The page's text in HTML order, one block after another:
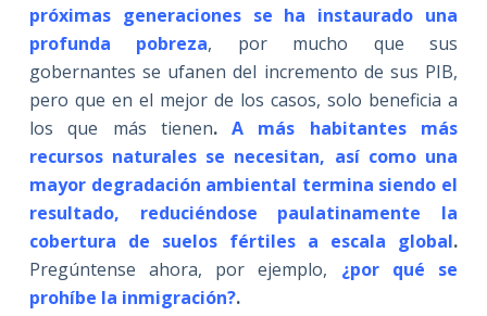
próximas generaciones se ha instaurado una
profunda pobreza, por mucho que sus
gobernantes se ufanen del incremento de sus PIB,
pero que en el mejor de los casos, solo beneficia a
los que más tienen.A más habitantes más
recursos naturales se necesitan, así como una
mayor degradación ambiental termina siendo el
resultado, reduciéndose paulatinamente la
cobertura de suelos fértiles a escala global.
Pregúntense ahora, por ejemplo, ¿por qué se
prohíbe la inmigración?.